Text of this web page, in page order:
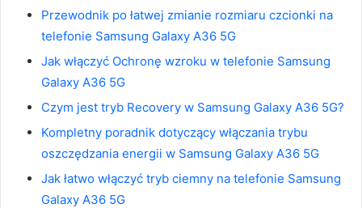
Przewodnik po łatwej zmianie rozmiaru czcionki na
telefonie Samsung Galaxy A36 5G
Jak włączyć Ochronę wzroku w telefonie Samsung
Galaxy A36 5G
Czym jest tryb Recovery w Samsung Galaxy A36 5G?
Kompletny poradnik dotyczący włączania trybu
oszczędzania energii w Samsung Galaxy A36 5G
Jak łatwo włączyć tryb ciemny na telefonie Samsung
Galaxy A36 5G